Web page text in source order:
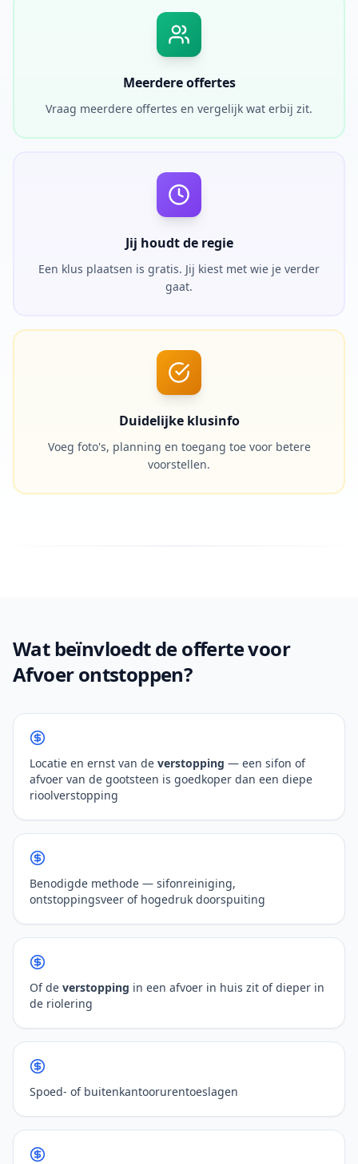
Meerdere offertes
Vraag meerdere offertes en vergelijk wat erbij zit.
Jij houdt de regie
Een klus plaatsen is gratis. Jij kiest met wie je verder
gaat.
Duidelijke klusinfo
Voeg foto's, planning en toegang toe voor betere
voorstellen.
Wat beïnvloedt de offerte voor
Afvoer ontstoppen?
Locatie en ernst van de verstopping — een sifon of
afvoer van de gootsteen is goedkoper dan een diepe
rioolverstopping
Benodigde methode — sifonreiniging,
ontstoppingsveer of hogedruk doorspuiting
Of de verstopping in een afvoer in huis zit of dieper in
de riolering
Spoed- of buitenkantoorurentoeslagen